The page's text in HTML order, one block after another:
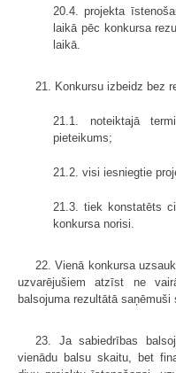
20.4. projekta
laikā pēc konkursa
laikā.
21. Konkursu izbeidz bez
21.1. noteiktajā
pieteikums;
21.2. visi iesniegtie
21.3. tiek konstatēts
konkursa norisi.
22. Vienā konkursa
uzvarējušiem atzīst ne
balsojuma rezultātā
23. Ja sabiedrības
vienādu balsu skaitu, bet